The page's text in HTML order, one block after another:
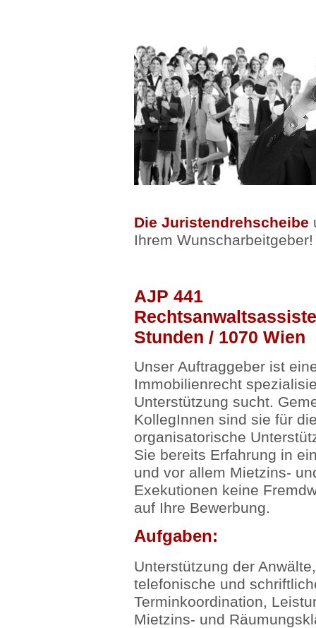
Die Juristendrehscheibe
Ihrem Wunscharbeitgeber!
AJP 441
Stunden / 1070 Wien
Unser Auftraggeber ist
Immobilienrecht
Unterstützung sucht.
KollegInnen sind sie für
organisatorische
Sie bereits Erfahrung in
und vor allem Mietzins-
Exekutionen keine
auf Ihre Bewerbung.
Aufgaben:
Unterstützung der
telefonische und
Terminkoordination,
Mietzins- und